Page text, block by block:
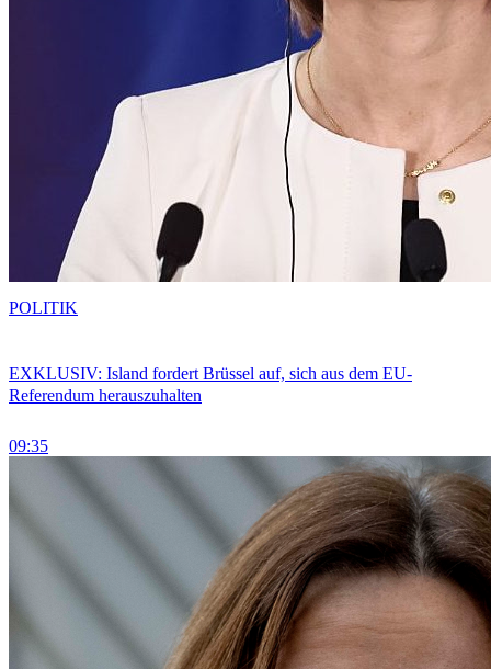
EXKLUSIV: Island fordert Brüssel auf, sich aus dem EU-
Referendum herauszuhalten
09:35
POLITIK